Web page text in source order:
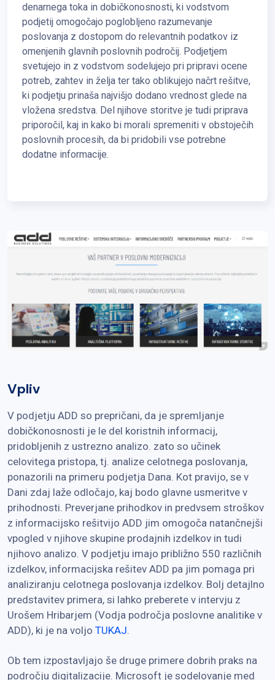
denarnega toka in dobičkonosnosti, ki vodstvom
podjetij omogočajo poglobljeno razumevanje
poslovanja z dostopom do relevantnih podatkov iz
omenjenih glavnih poslovnih področij. Podjetjem
svetujejo in z vodstvom sodelujejo pri pripravi ocene
potreb, zahtev in želja ter tako oblikujejo načrt rešitve,
ki podjetju prinaša najvišjo dodano vrednost glede na
vložena sredstva. Del njihove storitve je tudi priprava
priporočil, kaj in kako bi morali spremeniti v obstoječih
poslovnih procesih, da bi pridobili vse potrebne
dodatne informacije.
Vpliv
V podjetju ADD so prepričani, da je spremljanje
dobičkonosnosti je le del koristnih informacij,
pridobljenih z ustrezno analizo. zato so učinek
celovitega pristopa, tj. analize celotnega poslovanja,
ponazorili na primeru podjetja Dana. Kot pravijo, se v
Dani zdaj laže odločajo, kaj bodo glavne usmeritve v
prihodnosti. Preverjane prihodkov in predvsem stroškov
z informacijsko rešitvijo ADD jim omogoča natančnejši
vpogled v njihove skupine prodajnih izdelkov in tudi
njihovo analizo. V podjetju imajo približno 550 različnih
izdelkov, informacijska rešitev ADD pa jim pomaga pri
analiziranju celotnega poslovanja izdelkov. Bolj detajlno
predstavitev primera, si lahko preberete v intervju z
Urošem Hribarjem (Vodja področja poslovne analitike v
ADD), ki je na voljo TUKAJ
Ob tem izpostavljajo še druge primere dobrih praks na
področju digitalizacije. Microsoft je sodelovanje med